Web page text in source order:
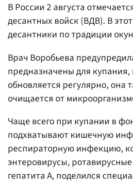
В России 2 августа
десантных войск (ВДВ). В
десантники по традиции
Врач Воробьева
предназначены для купания,
обновляется регулярно, она
очищается от
Чаще всего при купании в
подхватывают кишечную
респираторную инфекцию,
энтеровирусы,
гепатита А, поделился